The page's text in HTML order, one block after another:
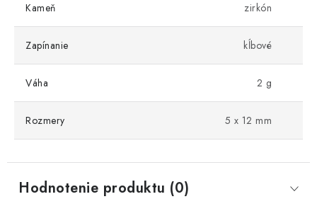
Kameň zirkón
Zapínanie kĺbové
Váha 2 g
Rozmery 5 x 12 mm
Hodnotenie produktu (0)